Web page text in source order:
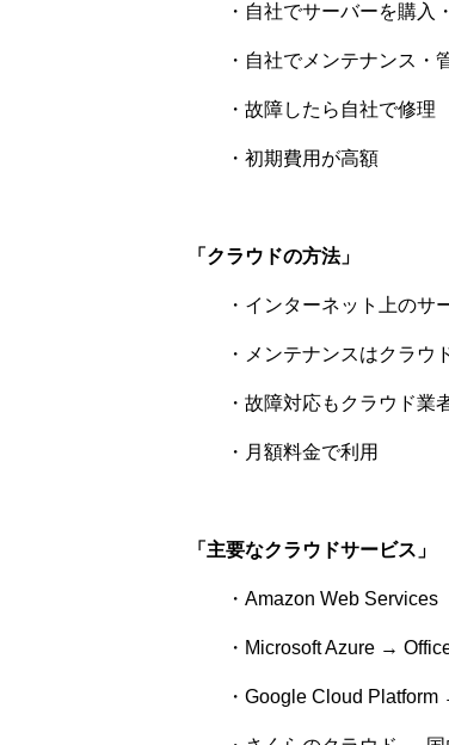
・自社でサーバーを購入
・自社でメンテナンス・
・故障したら自社で修理
・初期費用が高額
「クラウドの方法」
・インターネット上のサ
・メンテナンスはクラウ
・故障対応もクラウド業
・月額料金で利用
「主要なクラウドサービス」
・Amazon Web Services
・Microsoft Azure → Office
・Google Cloud Platform